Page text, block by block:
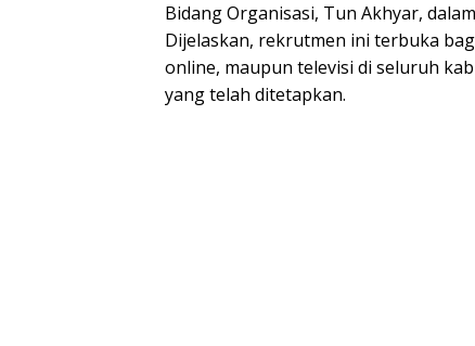
Bidang Organisasi, Tun Akhyar,
Dijelaskan, rekrutmen ini terbuka
online, maupun televisi di seluruh
yang telah ditetapkan.